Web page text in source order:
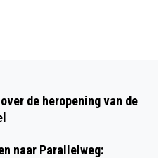
KERSTVERHAAL:
MAAR
GEEL WEGENS
OPNIEUW DRUK
HOLLAND’
de heropening van de
naar Parallelweg: